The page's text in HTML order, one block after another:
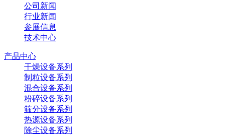
公司新闻
行业新闻
参展信息
技术中心
产品中心
干燥设备系列
制粒设备系列
混合设备系列
粉碎设备系列
筛分设备系列
热源设备系列
除尘设备系列